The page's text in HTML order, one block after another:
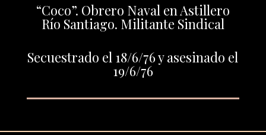
“Coco”. Obrero Naval en Astillero
Río Santiago. Militante Sindical
Secuestrado el 18/6/76 y asesinado el
19/6/76